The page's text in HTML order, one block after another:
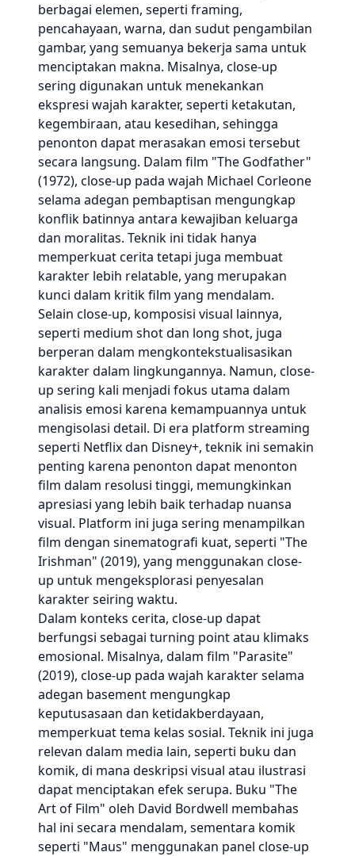
berbagai elemen, seperti framing,
pencahayaan, warna, dan sudut pengambilan
gambar, yang semuanya bekerja sama untuk
menciptakan makna. Misalnya, close-up
sering digunakan untuk menekankan
ekspresi wajah karakter, seperti ketakutan,
kegembiraan, atau kesedihan, sehingga
penonton dapat merasakan emosi tersebut
secara langsung. Dalam film "The Godfather"
(1972), close-up pada wajah Michael Corleone
selama adegan pembaptisan mengungkap
konflik batinnya antara kewajiban keluarga
dan moralitas. Teknik ini tidak hanya
memperkuat cerita tetapi juga membuat
karakter lebih relatable, yang merupakan
kunci dalam kritik film yang mendalam.
Selain close-up, komposisi visual lainnya,
seperti medium shot dan long shot, juga
berperan dalam mengkontekstualisasikan
karakter dalam lingkungannya. Namun, close-
up sering kali menjadi fokus utama dalam
analisis emosi karena kemampuannya untuk
mengisolasi detail. Di era platform streaming
seperti Netflix dan Disney+, teknik ini semakin
penting karena penonton dapat menonton
film dalam resolusi tinggi, memungkinkan
apresiasi yang lebih baik terhadap nuansa
visual. Platform ini juga sering menampilkan
film dengan sinematografi kuat, seperti "The
Irishman" (2019), yang menggunakan close-
up untuk mengeksplorasi penyesalan
karakter seiring waktu.
Dalam konteks cerita, close-up dapat
berfungsi sebagai turning point atau klimaks
emosional. Misalnya, dalam film "Parasite"
(2019), close-up pada wajah karakter selama
adegan basement mengungkap
keputusasaan dan ketidakberdayaan,
memperkuat tema kelas sosial. Teknik ini juga
relevan dalam media lain, seperti buku dan
komik, di mana deskripsi visual atau ilustrasi
dapat menciptakan efek serupa. Buku "The
Art of Film" oleh David Bordwell membahas
hal ini secara mendalam, sementara komik
seperti "Maus" menggunakan panel close-up